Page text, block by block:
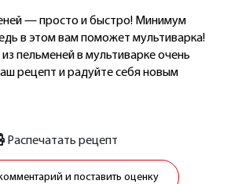
— просто и быстро! Минимум
в этом вам поможет мультиварка!
из пельменей в мультиварке очень
рецепт и радуйте себя новым
Распечатать рецепт
и поставить оценку